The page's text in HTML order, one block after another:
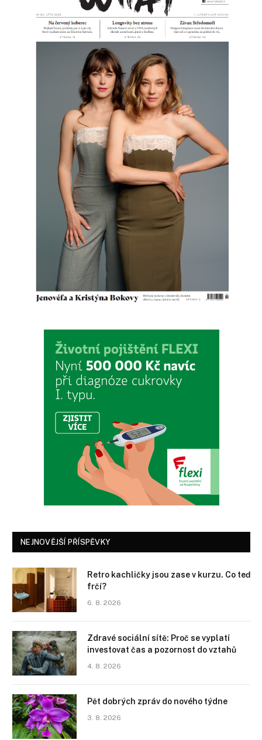
NEJNOVĚJŠÍ PŘÍSPĚVKY
Retro kachličky jsou zase v kurzu. Co teď
frčí?
6. 8. 2026
Zdravé sociální sítě: Proč se vyplatí
investovat čas a pozornost do vztahů
4. 8. 2026
Pět dobrých zpráv do nového týdne
3. 8. 2026